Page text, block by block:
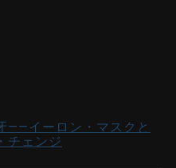
――イーロン・マスクと
チェンジ